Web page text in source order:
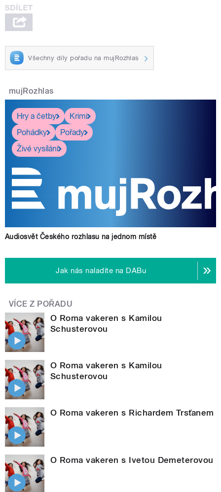
Všechny díly pořadu na mujRozhlas
mujRozhlas
Hry a četby
Krimi
Pohádky
Pořady
Živé vysílání
Audiosvět Českého rozhlasu na jednom místě
Jak nás naladíte na DABu
VÍCE Z POŘADU
O Roma vakeren s Kamilou
Schusterovou
O Roma vakeren s Kamilou
Schusterovou
O Roma vakeren s Richardem Trsťanem
O Roma vakeren s Ivetou Demeterovou